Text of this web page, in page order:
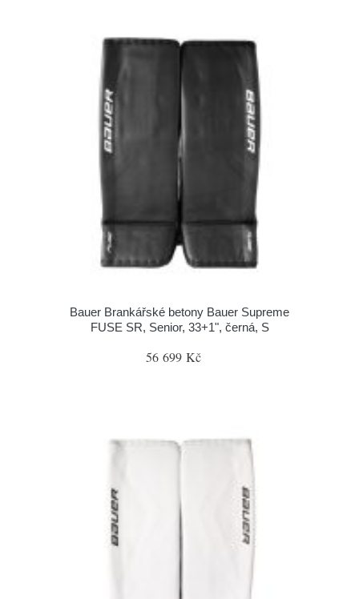
Bauer Brankářské betony Bauer Supreme
FUSE SR, Senior, 33+1", černá, S
56 699 Kč